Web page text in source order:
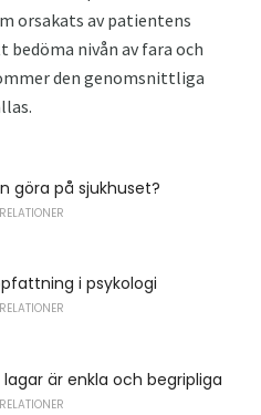
orsakats av patientens
nivån av fara och
den genomsnittliga
göra på sjukhuset?
i psykologi
lagar är enkla och begripliga